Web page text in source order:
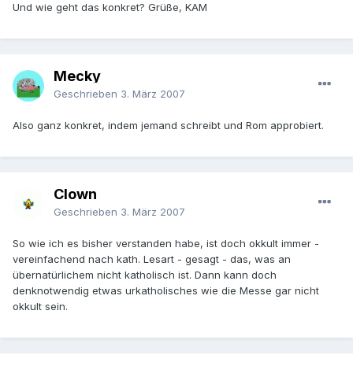
Und wie geht das konkret? Grüße, KAM
Mecky
Geschrieben 3. März 2007
Also ganz konkret, indem jemand schreibt und Rom approbiert.
Clown
Geschrieben 3. März 2007
So wie ich es bisher verstanden habe, ist doch okkult immer -
vereinfachend nach kath. Lesart - gesagt - das, was an
übernatürlichem nicht katholisch ist. Dann kann doch
denknotwendig etwas urkatholisches wie die Messe gar nicht
okkult sein.